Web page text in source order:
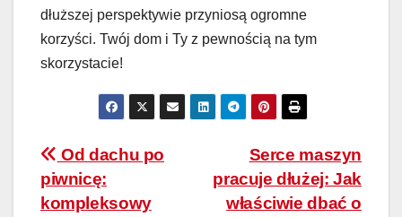
dłuższej perspektywie przyniosą ogromne
korzyści. Twój dom i Ty z pewnością na tym
skorzystacie!
Nawigacja
wpisu
Serce maszyn
pracuje dłużej: Jak
właściwie dbać o
Od dachu po
piwnicę:
kompleksowy